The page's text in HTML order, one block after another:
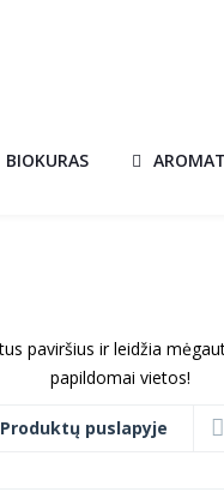
BIOKURAS
paviršius ir leidžia
papildomai vietos!
puslapyje